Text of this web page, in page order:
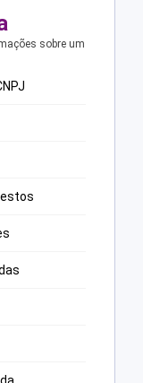
sobre um